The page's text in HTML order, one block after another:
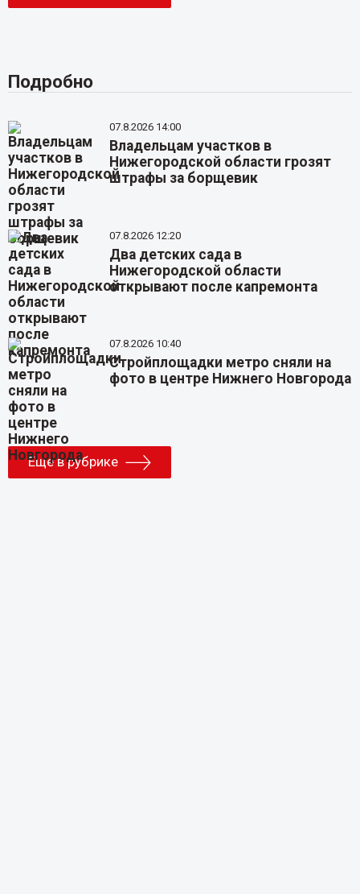
Подробно
07.8.2026 14:00
Владельцам участков в
Нижегородской области грозят
штрафы за борщевик
07.8.2026 12:20
Два детских сада в
Нижегородской области
открывают после капремонта
07.8.2026 10:40
Стройплощадки метро сняли на
фото в центре Нижнего Новгорода
Еще в рубрике